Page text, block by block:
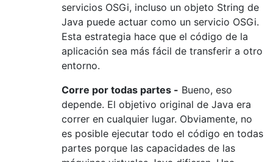
servicios OSGi, incluso un objeto String de
Java puede actuar como un servicio OSGi.
Esta estrategia hace que el código de la
aplicación sea más fácil de transferir a otro
entorno.
Corre por todas partes - Bueno, eso
depende. El objetivo original de Java era
correr en cualquier lugar. Obviamente, no
es posible ejecutar todo el código en todas
partes porque las capacidades de las